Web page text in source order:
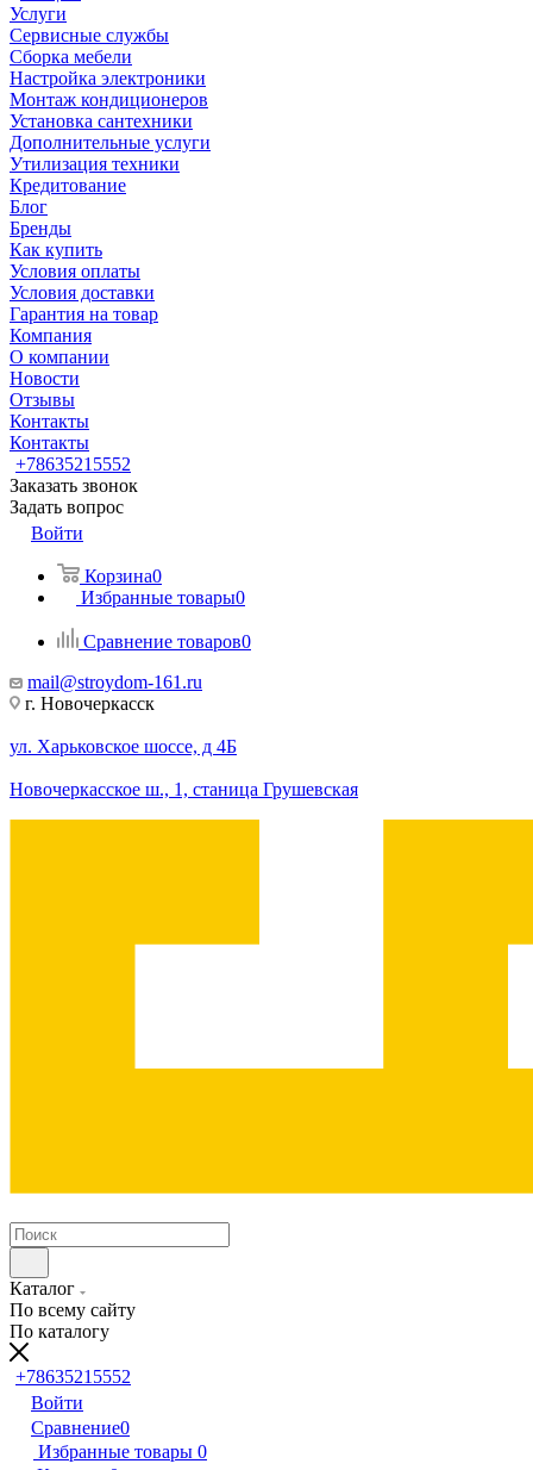
Услуги
Сервисные службы
Сборка мебели
Настройка электроники
Монтаж кондиционеров
Установка сантехники
Дополнительные услуги
Утилизация техники
Кредитование
Блог
Бренды
Как купить
Условия оплаты
Условия доставки
Гарантия на товар
Компания
О компании
Новости
Отзывы
Контакты
Контакты
+78635215552
Заказать звонок
Задать вопрос
Войти
Корзина0
Избранные товары0
Сравнение товаров0
mail@stroydom-161.ru
г. Новочеркасск
ул. Харьковское шоссе, д 4Б
Новочеркасское ш., 1, станица Грушевская
Каталог
По всему сайту
По каталогу
+78635215552
Войти
Сравнение0
Избранные товары 0